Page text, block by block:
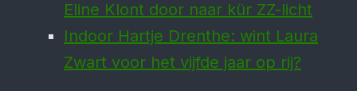
Eline Klont door naar kür ZZ-licht
Indoor Hartje Drenthe: wint Laura
Zwart voor het vijfde jaar op rij?